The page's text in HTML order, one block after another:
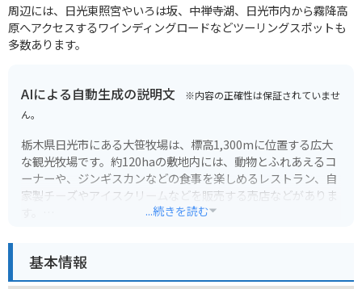
周辺には、日光東照宮やいろは坂、中禅寺湖、日光市内から霧降高
原へアクセスするワインディングロードなどツーリングスポットも
多数あります。
AIによる自動生成の説明文 ※内容の正確性は保証されていませ
ん。
栃木県日光市にある大笹牧場は、標高1,300mに位置する広大
な観光牧場です。約120haの敷地内には、動物とふれあえるコ
ーナーや、ジンギスカンなどの食事を楽しめるレストラン、自
家製チーズやアイスクリームなどを販売する売店などがありま
観光客が訪れます。また、冬季は雪景色が広がり、スノーシュ
ー体験なども楽しめます。
...続きを読む
基本情報